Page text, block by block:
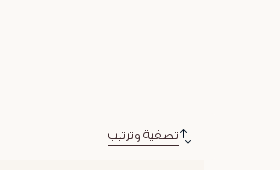
تصفية وترتيب